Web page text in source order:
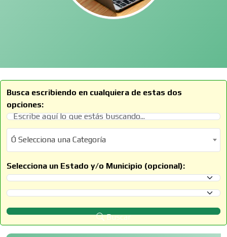
Busca escribiendo en cualquiera de estas dos
opciones:
Ó Selecciona una Categoría
Ó Selecciona una Categoría
Selecciona un Estado y/o Municipio (opcional):
Selecciona un Estado
Selecciona un Municipio
Buscar